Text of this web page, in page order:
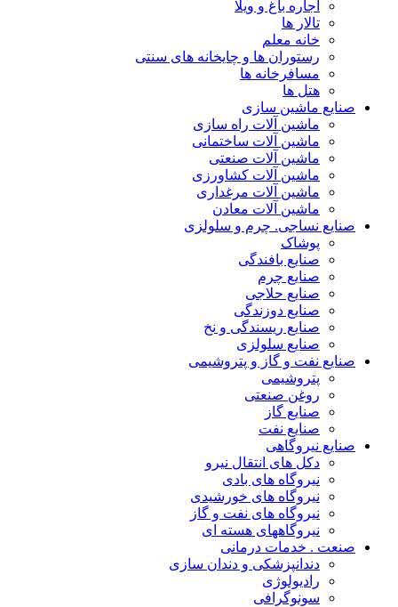
اجاره باغ و ویلا
تالار ها
خانه معلم
رستوران ها و چایخانه های سنتی
مسافرخانه ها
هتل ها
صنایع ماشین سازی
ماشین آلات راه سازی
ماشین آلات ساختمانی
ماشین آلات صنعتی
ماشین آلات کشاورزی
ماشین آلات مرغداری
ماشین آلات معادن
صنایع نساجی. چرم و سلولزی
پوشاک
صنایع بافندگی
صنایع چرم
صنایع حلاجی
صنایع دوزندگی
صنایع ریسندگی و نخ
صنایع سلولزی
صنایع نفت و گاز و پتروشیمی
پتروشیمی
روغن صنعتی
صنایع گاز
صنایع نفت
صنایع نیروگاهی
دکل های انتقال نیرو
نیروگاه های بادی
نیروگاه های خورشیدی
نیروگاه های نفت و گاز
نیروگاههای هسته ای
صنعت . خدمات درمانی
دندانپزشکی و دندان سازی
رادیولوژی
سونوگرافی